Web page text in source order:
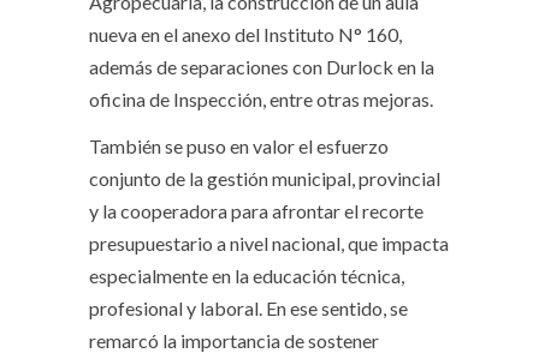
nueva en el anexo del Instituto N° 160,
además de separaciones con Durlock en la
oficina de Inspección, entre otras mejoras.
También se puso en valor el esfuerzo
conjunto de la gestión municipal, provincial
y la cooperadora para afrontar el recorte
presupuestario a nivel nacional, que impacta
especialmente en la educación técnica,
profesional y laboral. En ese sentido, se
remarcó la importancia de sostener